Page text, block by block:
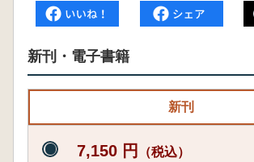
新刊・電子書籍
新刊
7,150 円 （税込）